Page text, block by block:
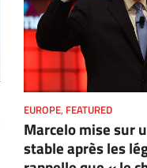
EUROPE, FEATURED
Marcelo mise sur
stable après les